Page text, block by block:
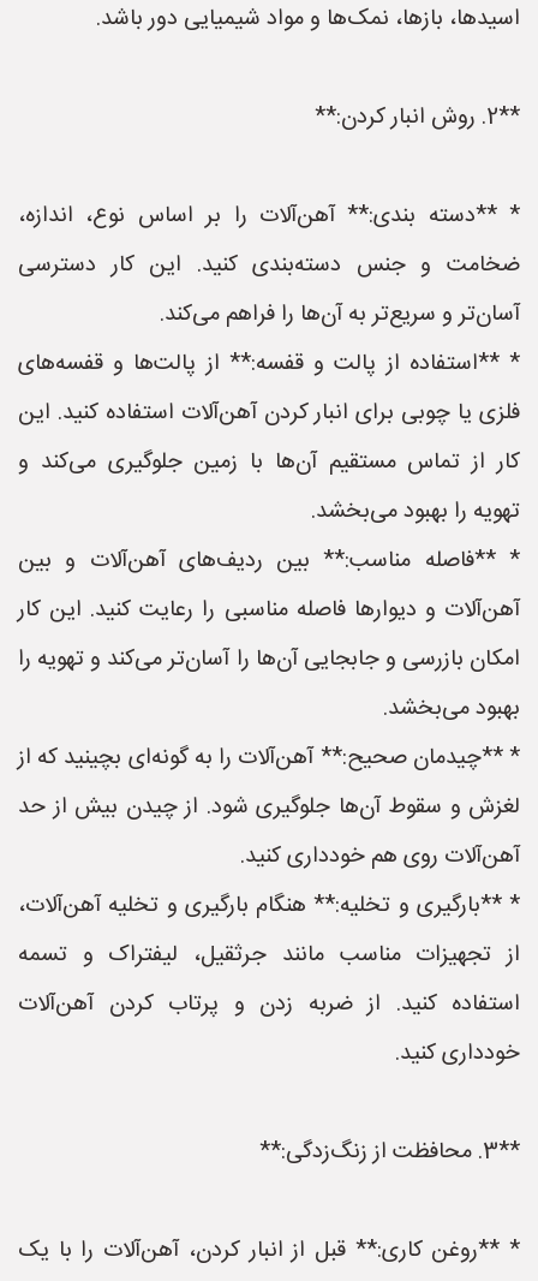
اسیدها، بازها، نمک‌ها و مواد شیمیایی دور باشد.
**2. روش انبار کردن:**
* **دسته بندی:** آهن‌آلات را بر اساس نوع، اندازه،
ضخامت و جنس دسته‌بندی کنید. این کار دسترسی
آسان‌تر و سریع‌تر به آن‌ها را فراهم می‌کند.
* **استفاده از پالت و قفسه:** از پالت‌ها و قفسه‌های
فلزی یا چوبی برای انبار کردن آهن‌آلات استفاده کنید. این
کار از تماس مستقیم آن‌ها با زمین جلوگیری می‌کند و
تهویه را بهبود می‌بخشد.
* **فاصله مناسب:** بین ردیف‌های آهن‌آلات و بین
آهن‌آلات و دیوارها فاصله مناسبی را رعایت کنید. این کار
امکان بازرسی و جابجایی آن‌ها را آسان‌تر می‌کند و تهویه را
بهبود می‌بخشد.
* **چیدمان صحیح:** آهن‌آلات را به گونه‌ای بچینید که از
لغزش و سقوط آن‌ها جلوگیری شود. از چیدن بیش از حد
آهن‌آلات روی هم خودداری کنید.
* **بارگیری و تخلیه:** هنگام بارگیری و تخلیه آهن‌آلات،
از تجهیزات مناسب مانند جرثقیل، لیفتراک و تسمه
استفاده کنید. از ضربه زدن و پرتاب کردن آهن‌آلات
خودداری کنید.
**3. محافظت از زنگ‌زدگی:**
* **روغن کاری:** قبل از انبار کردن، آهن‌آلات را با یک